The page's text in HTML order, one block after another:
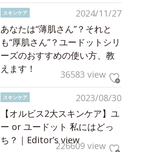
2024/11/27
スキンケア
あなたは“薄肌さん”？それと
も“厚肌さん”？ユードットシリ
ーズのおすすめの使い方、教
えます！
36583 view
2023/08/30
スキンケア
【オルビス2大スキンケア】ユ
ー or ユードット 私にはどっ
ち？｜Editor’s view226609 view